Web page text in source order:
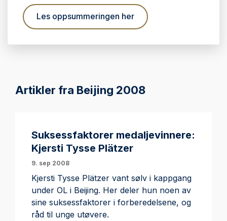
Les oppsummeringen her
Artikler fra Beijing 2008
Suksessfaktorer medaljevinnere:
Kjersti Tysse Plätzer
9. sep 2008
Kjersti Tysse Plätzer vant sølv i kappgang
under OL i Beijing. Her deler hun noen av
sine suksessfaktorer i forberedelsene, og
råd til unge utøvere.